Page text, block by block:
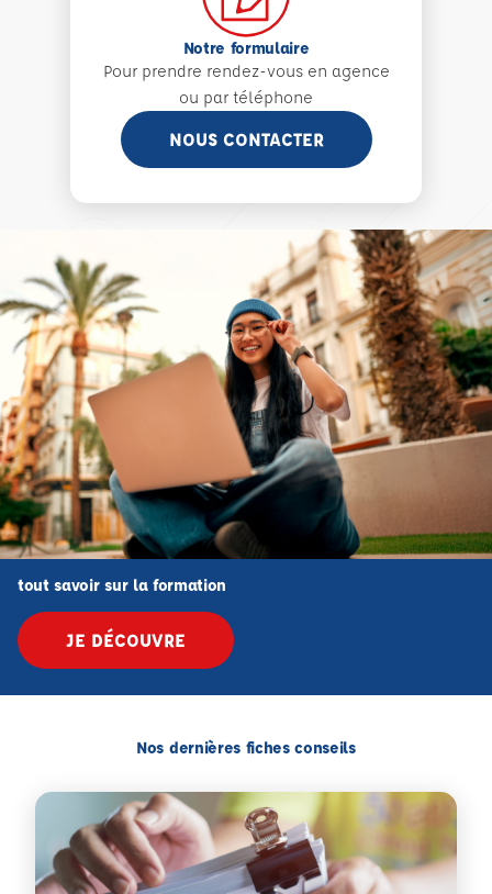
Notre formulaire
Pour prendre rendez-vous en agence
ou par téléphone
NOUS CONTACTER
tout savoir sur la formation
JE DÉCOUVRE
Nos dernières fiches conseils